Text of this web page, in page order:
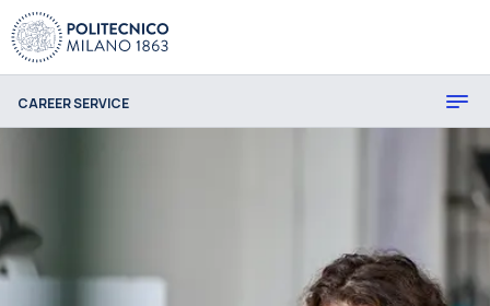
CAREER SERVICE